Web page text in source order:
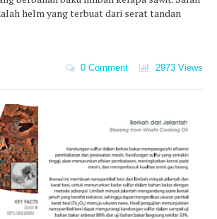
helm yang terbuat dari serat tandan
0 Comment 2973 Views